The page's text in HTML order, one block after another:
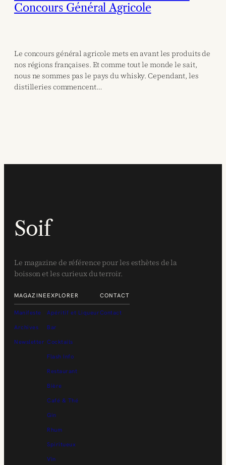
Concours Général Agricole
Le concours général agricole mets en avant les produits de
nos régions françaises. Et comme tout le monde le sait,
nous ne sommes pas le pays du whisky. Cependant, les
distilleries commencent…
Soif
Le magazine de référence pour les esthètes de la
boisson et les curieux du terroir.
MAGAZINE
Manifeste
Archives
Newsletter
EXPLORER
Apéritif et Liqueur
Bar
Cocktails
Flash Info
Restaurant
Bière
Café & Thé
Gin
Rhum
Spiritueux
Vin
CONTACT
Contact